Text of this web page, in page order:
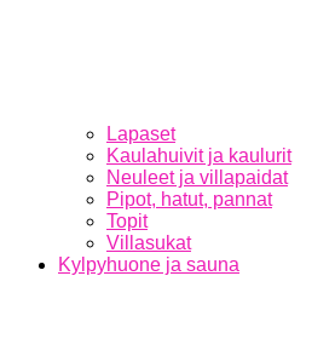
Lapaset
Kaulahuivit ja kaulurit
Neuleet ja villapaidat
Pipot, hatut, pannat
Topit
Villasukat
Kylpyhuone ja sauna